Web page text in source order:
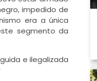
impedido de
era a única
segmento da
e ilegalizada